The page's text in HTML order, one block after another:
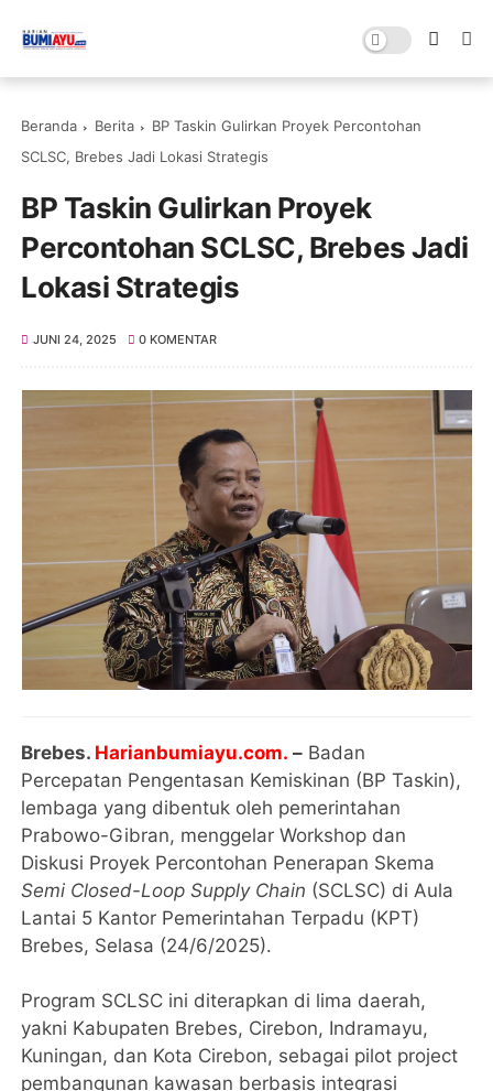
Beranda Berita
BP Taskin Gulirkan Proyek Percontohan
SCLSC, Brebes Jadi Lokasi Strategis
BP Taskin Gulirkan Proyek
Percontohan SCLSC, Brebes Jadi
Lokasi Strategis
JUNI 24, 2025 0 KOMENTAR
Brebes. Harianbumiayu.com.– Badan
Percepatan Pengentasan Kemiskinan (BP Taskin),
lembaga yang dibentuk oleh pemerintahan
Prabowo-Gibran, menggelar Workshop dan
Diskusi Proyek Percontohan Penerapan Skema
Semi Closed-Loop Supply Chain (SCLSC) di Aula
Lantai 5 Kantor Pemerintahan Terpadu (KPT)
Brebes, Selasa (24/6/2025).
Program SCLSC ini diterapkan di lima daerah,
yakni Kabupaten Brebes, Cirebon, Indramayu,
Kuningan, dan Kota Cirebon, sebagai pilot project
pembangunan kawasan berbasis integrasi